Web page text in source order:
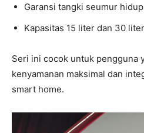
Garansi tangki seumur
Kapasitas 15 liter dan 30
Seri ini cocok untuk pengguna
kenyamanan maksimal dan
smart home.